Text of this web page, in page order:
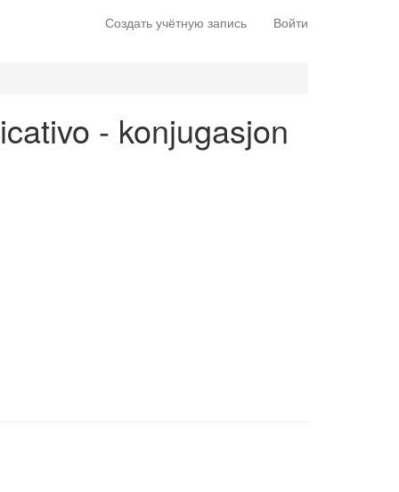
Создать учётную запись Войти
- konjugasjon